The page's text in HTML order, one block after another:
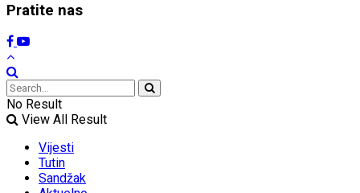
Pratite nas
No Result
View All Result
Vijesti
Tutin
Sandžak